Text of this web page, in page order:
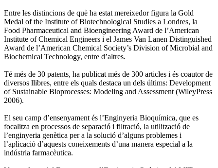
Entre les distincions de què ha estat mereixedor figura la Gold
Medal of the Institute of Biotechnological Studies a Londres, la
Food Pharmaceutical and Bioengineering Award de l’American
Institute of Chemical Engineers i el James Van Lanen Distinguished
Award de l’American Chemical Society’s Division of Microbial and
Biochemical Technology, entre d’altres.
Té més de 30 patents, ha publicat més de 300 articles i és coautor de
diversos llibres, entre els quals destaca un dels últims: Development
of Sustainable Bioprocesses: Modeling and Assessment (WileyPress
2006).
El seu camp d’ensenyament és l’Enginyeria Bioquímica, que es
focalitza en processos de separació i filtració, la utilització de
l’enginyeria genètica per a la solució d’alguns problemes i
l’aplicació d’aquests coneixements d’una manera especial a la
indústria farmacèutica.